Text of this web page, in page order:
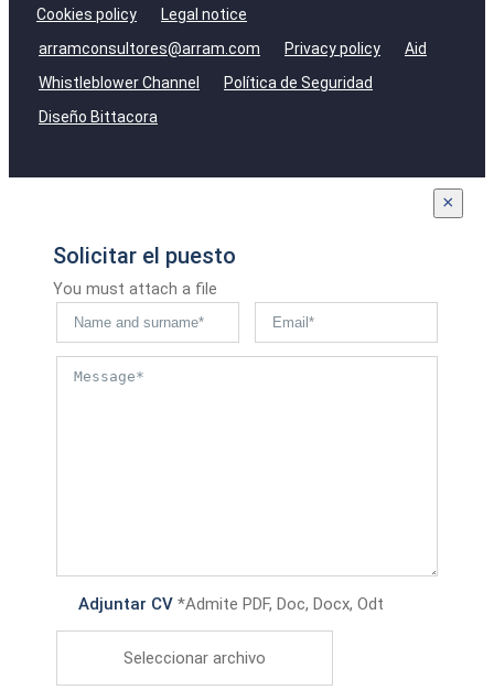
Cookies policy
Legal notice
arramconsultores@arram.com
Privacy policy
Aid
Whistleblower Channel
Política de Seguridad
Diseño Bittacora
×
Solicitar el puesto
You must attach a file
Adjuntar CV *Admite PDF, Doc, Docx, Odt
Seleccionar archivo